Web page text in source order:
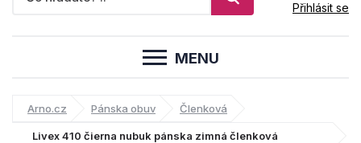
Přihlásit se
MENU
Arno.cz Pánska obuv Členková
Livex 410 čierna nubuk pánska zimná členková